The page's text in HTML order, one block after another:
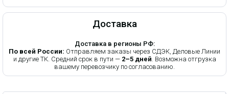
Доставка
Доставка в регионы РФ:
По всей России: Отправляем заказы через СДЭК, Деловые Линии
и другие ТК. Средний срок в пути — 2–5 дней. Возможна отгрузка
вашему перевозчику по согласованию.